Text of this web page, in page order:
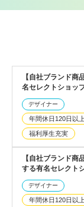
【自社ブランド
名セレクトショッ
デザイナー
年間休日120日以上
福利厚生充実
【自社ブランド
する有名セレクト
デザイナー
年間休日120日以上